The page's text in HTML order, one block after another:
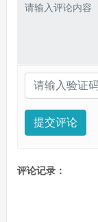
提交评论
评论记录：